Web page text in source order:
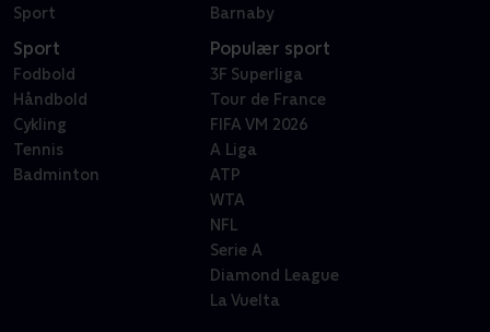
Sport
Barnaby
Sport
Fodbold
Håndbold
Cykling
Tennis
Badminton
Populær sport
3F Superliga
Tour de France
FIFA VM 2026
A Liga
ATP
WTA
NFL
Serie A
Diamond League
La Vuelta